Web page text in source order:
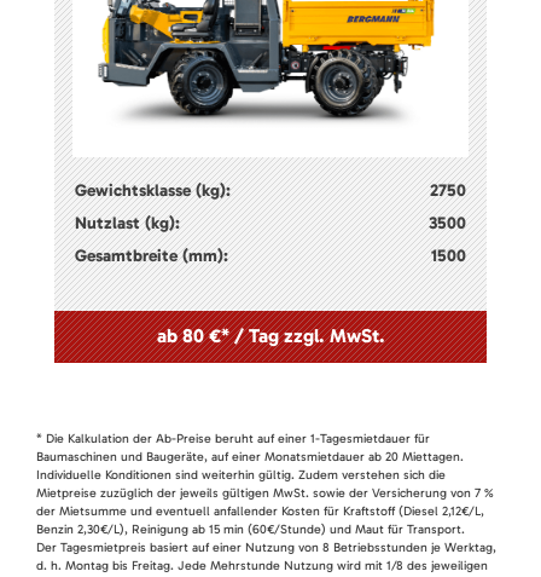
Gewichtsklasse (kg):
2750
Nutzlast (kg):
3500
Gesamtbreite (mm):
1500
ab 80 €* / Tag zzgl. MwSt.
* Die Kalkulation der Ab-Preise beruht auf einer 1-Tagesmietdauer für
Baumaschinen und Baugeräte, auf einer Monatsmietdauer ab 20 Miettagen.
Individuelle Konditionen sind weiterhin gültig. Zudem verstehen sich die
Mietpreise zuzüglich der jeweils gültigen MwSt. sowie der Versicherung von 7 %
der Mietsumme und eventuell anfallender Kosten für Kraftstoff (Diesel 2,12€/L,
Benzin 2,30€/L), Reinigung ab 15 min (60€/Stunde) und Maut für Transport.
Der Tagesmietpreis basiert auf einer Nutzung von 8 Betriebsstunden je Werktag,
d. h. Montag bis Freitag. Jede Mehrstunde Nutzung wird mit 1/8 des jeweiligen